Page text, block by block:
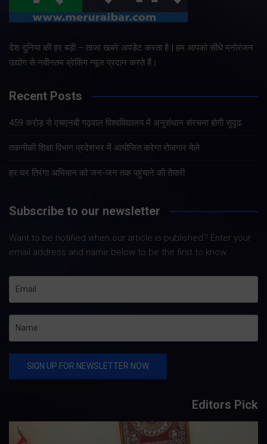
देश दुनिया की हर बड़ी – ताजा खबरे अपडेट करता है | हम आपको सीधे मनोरंजन
उद्योग से नवीनतम ब्रेकिंग न्यूज प्रदान करते हैं।
Recent Posts
459 करोड़ से एचएनबी गढ़वाल विश्वविद्यालय में अनुसंधान संरचना होगी सुदृढ
तकनीकी शिक्षा विभाग प्रदेशभर में आयोजित करेगा रोजगार मेले
हर घर तिरंगा अभियान को जन-जन तक पहुंचाने की तैयारी
Subscribe to our newsletter
Want to be notified when our article is published? Enter your
email address and name below to be the first to know.
Editors Pick